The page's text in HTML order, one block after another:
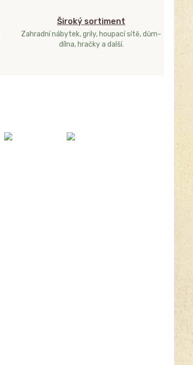
Široký sortiment
Zahradní nábytek, grily, houpací sítě, dům-
dílna, hračky a další.